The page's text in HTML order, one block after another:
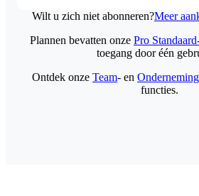
Wilt u zich niet abonneren?Meer
Plannen bevatten onze Pro
toegang door één
Ontdek onze Team- en Onderneming
functies.